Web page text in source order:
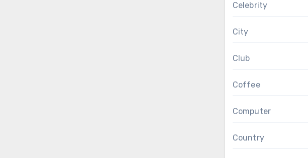
Celebrity
City
Club
Coffee
Computer
Country